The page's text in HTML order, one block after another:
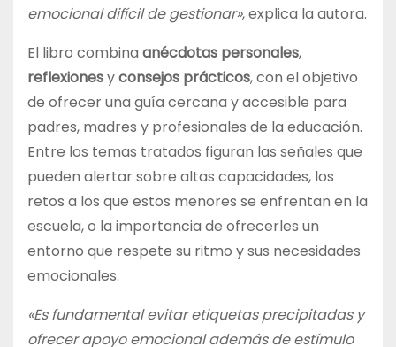
emocional difícil de gestionar», explica la autora.
El libro combina anécdotas personales,
reflexionesyconsejos prácticos, con el objetivo
de ofrecer una guía cercana y accesible para
padres, madres y profesionales de la educación.
Entre los temas tratados figuran las señales que
pueden alertar sobre altas capacidades, los
retos a los que estos menores se enfrentan en la
escuela, o la importancia de ofrecerles un
entorno que respete su ritmo y sus necesidades
emocionales.
«Es fundamental evitar etiquetas precipitadas y
ofrecer apoyo emocional además de estímulo